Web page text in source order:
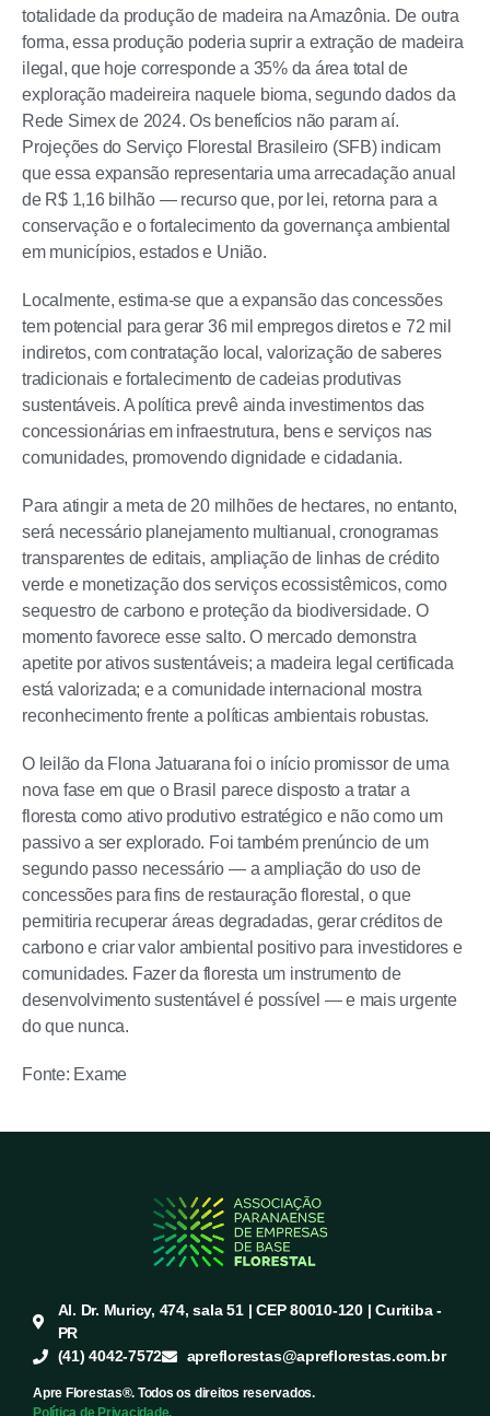
totalidade da produção de madeira na Amazônia. De outra
forma, essa produção poderia suprir a extração de madeira
ilegal, que hoje corresponde a 35% da área total de
exploração madeireira naquele bioma, segundo dados da
Rede Simex de 2024. Os benefícios não param aí.
Projeções do Serviço Florestal Brasileiro (SFB) indicam
que essa expansão representaria uma arrecadação anual
de R$ 1,16 bilhão — recurso que, por lei, retorna para a
conservação e o fortalecimento da governança ambiental
em municípios, estados e União.
Localmente, estima-se que a expansão das concessões
tem potencial para gerar 36 mil empregos diretos e 72 mil
indiretos, com contratação local, valorização de saberes
tradicionais e fortalecimento de cadeias produtivas
sustentáveis. A política prevê ainda investimentos das
concessionárias em infraestrutura, bens e serviços nas
comunidades, promovendo dignidade e cidadania.
Para atingir a meta de 20 milhões de hectares, no entanto,
será necessário planejamento multianual, cronogramas
transparentes de editais, ampliação de linhas de crédito
verde e monetização dos serviços ecossistêmicos, como
sequestro de carbono e proteção da biodiversidade. O
momento favorece esse salto. O mercado demonstra
apetite por ativos sustentáveis; a madeira legal certificada
está valorizada; e a comunidade internacional mostra
reconhecimento frente a políticas ambientais robustas.
O leilão da Flona Jatuarana foi o início promissor de uma
nova fase em que o Brasil parece disposto a tratar a
floresta como ativo produtivo estratégico e não como um
passivo a ser explorado. Foi também prenúncio de um
segundo passo necessário — a ampliação do uso de
concessões para fins de restauração florestal, o que
permitiria recuperar áreas degradadas, gerar créditos de
carbono e criar valor ambiental positivo para investidores e
comunidades. Fazer da floresta um instrumento de
desenvolvimento sustentável é possível — e mais urgente
do que nunca.
Fonte: Exame
Al. Dr. Muricy, 474, sala 51 | CEP 80010-120 | Curitiba -
PR
(41) 4042-7572
apreflorestas@apreflorestas.com.br
Apre Florestas®. Todos os direitos reservados.